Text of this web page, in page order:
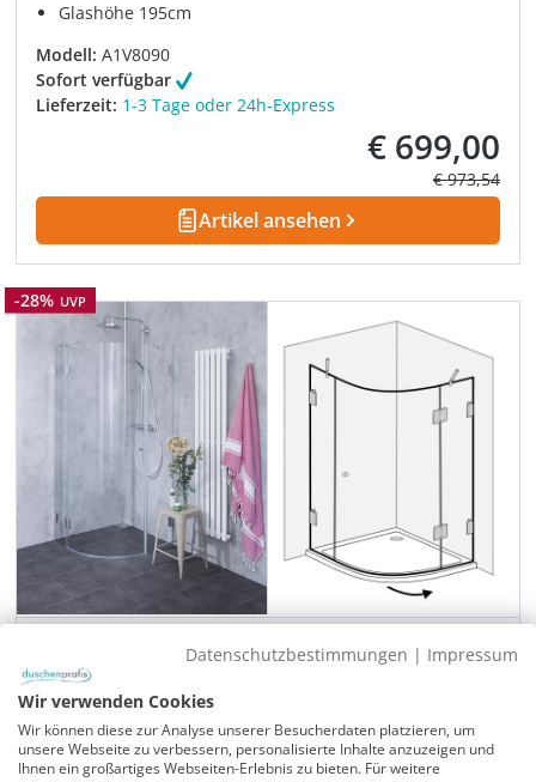
Glashöhe 195cm
Modell: A1V8090
Sofort verfügbar
Lieferzeit: 1-3 Tage oder 24h-Express
Verkaufspreis:
€ 699,00
Regulärer
€ 973,54
Artikel ansehen
Rabatt
-28% UVP
Viertelkreis-Dusche 1 Türe 90x90cm
Türe an Festteil für Maß 90x90cm
Verstellbereich/Glasaußenkante: 87,5-88,5 x 87,5-
88,5cm
Glashöhe 195cm
Datenschutzbestimmungen | Impressum
Wir verwenden Cookies
Wir können diese zur Analyse unserer Besucherdaten platzieren, um
unsere Webseite zu verbessern, personalisierte Inhalte anzuzeigen und
Ihnen ein großartiges Webseiten-Erlebnis zu bieten. Für weitere